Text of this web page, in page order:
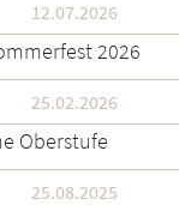
12.07.2026
2026
25.02.2026
Oberstufe
25.08.2025